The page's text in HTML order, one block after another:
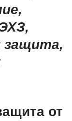
защита,
от